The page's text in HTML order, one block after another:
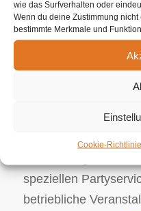
wie das Surfverhalten oder
Wenn du deine Zustimmung
bestimmte Merkmale und
Cookie-Richtlinie
planen und
Ungeachtet dessen,
Hochzeitscatering
Versiertheit
Partyservice
speziellen
betriebliche